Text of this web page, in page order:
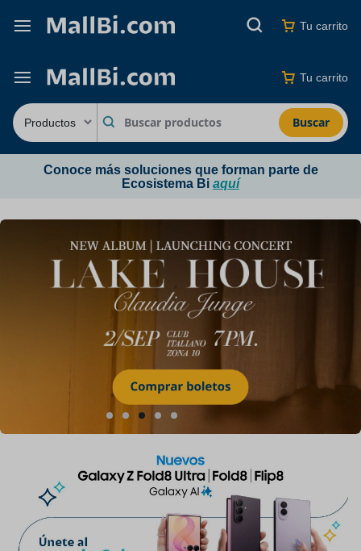
Tu carrito
Buscar
Tu carrito
Conoce más soluciones que forman parte de
Ecosistema Bi aquí